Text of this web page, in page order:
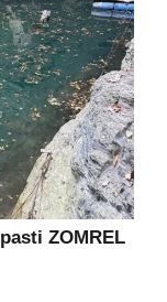
ZOMREL